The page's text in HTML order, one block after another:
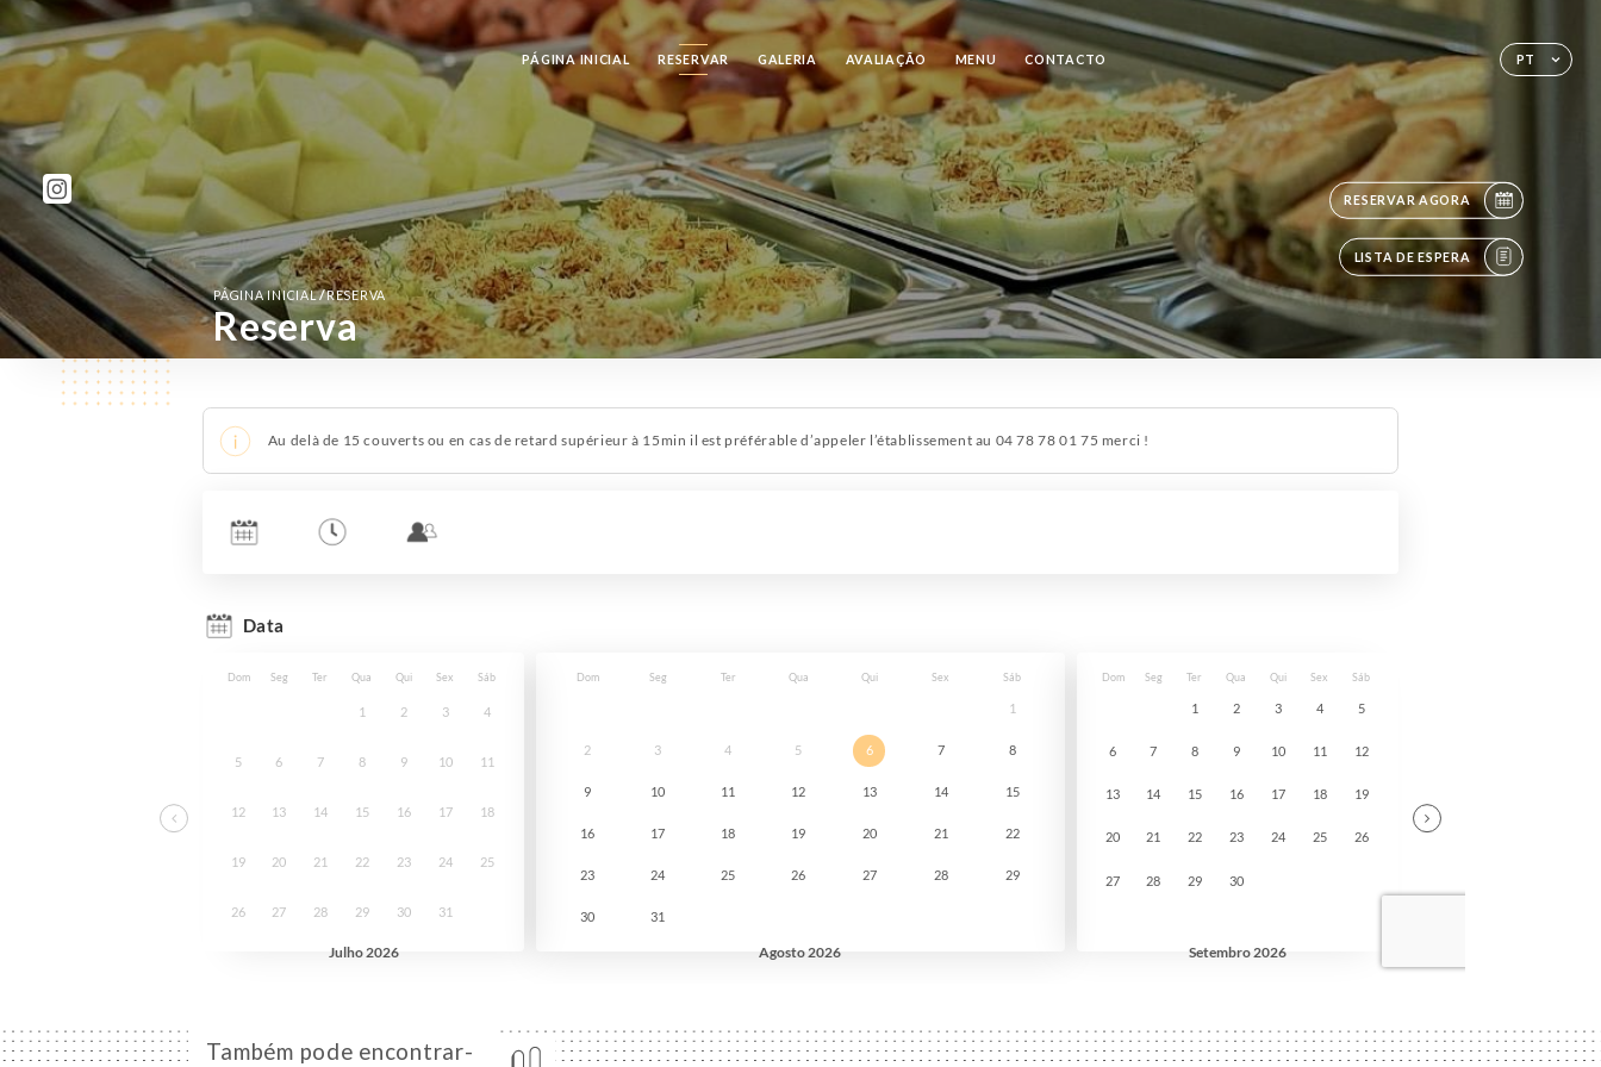
PT
PÁGINA INICIAL RESERVAR GALERIA AVALIAÇÃO MENU CONTACTO
RESERVAR AGORA
LISTA DE ESPERA
PÁGINA INICIAL/RESERVA
Reserva
Também pode encontrar-